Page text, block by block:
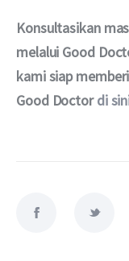
Konsultasikan
melalui Good
kami siap
Good Doctor di